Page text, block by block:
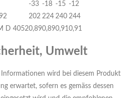
-33 -18 -15 -12
202 224 240 244
D 40520,890,890,910,91
Umwelt
wird bei diesem Produkt
erwartet, sofern es gemäss dessen